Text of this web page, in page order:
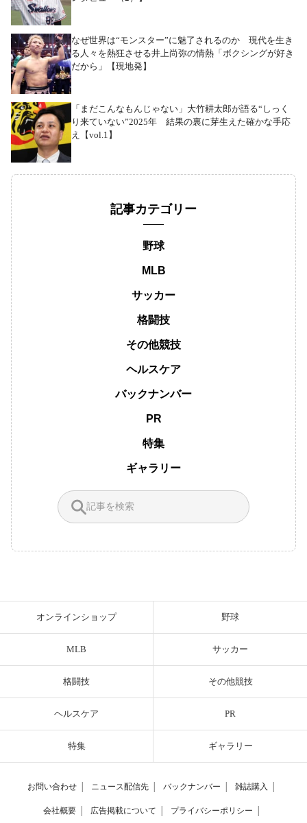
なぜ世界は“モンスター”に魅了されるのか 現代を生き
る人々を熱狂させる井上尚弥の情熱「ボクシングが好き
だから」【現地発】
「まだこんなもんじゃない」大竹耕太郎が語る“しっく
り来ていない”2025年 結果の裏に芽生えた確かな手応
え【vol.1】
記事カテゴリー
野球
MLB
サッカー
格闘技
その他競技
ヘルスケア
バックナンバー
PR
特集
ギャラリー
オンラインショップ 野球
MLB サッカー
格闘技 その他競技
ヘルスケア PR
特集 ギャラリー
お問い合わせ ニュース配信先 バックナンバー 雑誌購入
会社概要 広告掲載について プライバシーポリシー